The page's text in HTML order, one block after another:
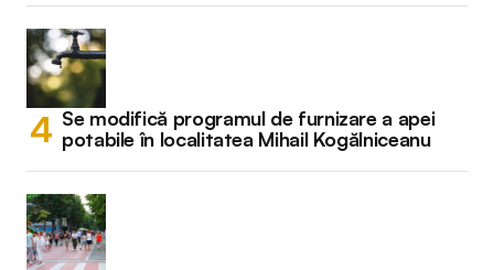
Se modifică programul de furnizare a apei
potabile în localitatea Mihail Kogălniceanu